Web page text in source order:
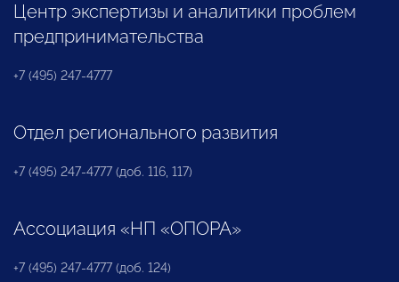
Центр экспертизы и аналитики проблем
предпринимательства
+7 (495) 247-4777
Отдел регионального развития
+7 (495) 247-4777 (доб. 116, 117)
Ассоциация «НП «ОПОРА»
+7 (495) 247-4777 (доб. 124)